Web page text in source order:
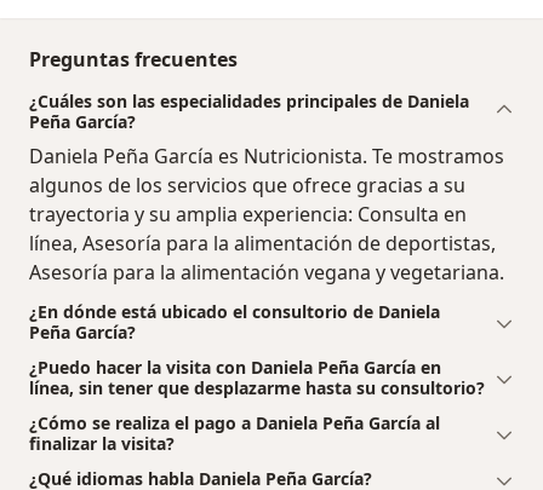
Preguntas frecuentes
¿Cuáles son las especialidades principales de Daniela
Peña García?
Daniela Peña García es Nutricionista. Te mostramos
algunos de los servicios que ofrece gracias a su
trayectoria y su amplia experiencia: Consulta en
línea, Asesoría para la alimentación de deportistas,
Asesoría para la alimentación vegana y vegetariana.
¿En dónde está ubicado el consultorio de Daniela
Peña García?
¿Puedo hacer la visita con Daniela Peña García en
línea, sin tener que desplazarme hasta su consultorio?
¿Cómo se realiza el pago a Daniela Peña García al
finalizar la visita?
¿Qué idiomas habla Daniela Peña García?